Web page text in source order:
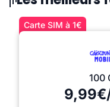
Carte SIM à 1€
100